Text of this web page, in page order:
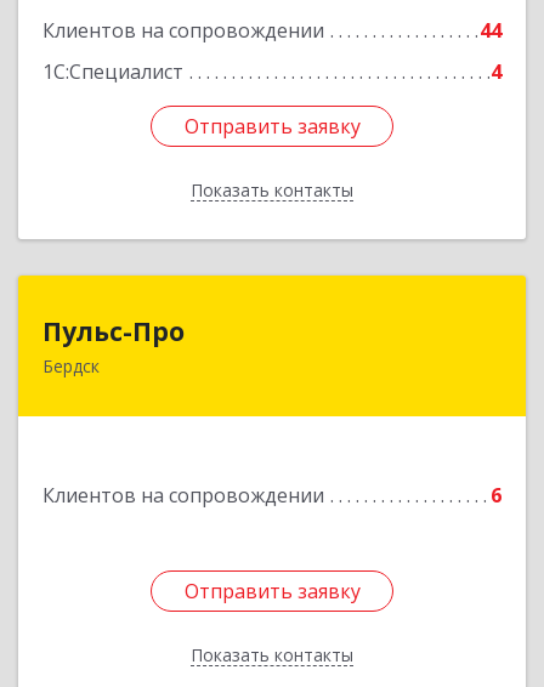
Клиентов на сопровождении
44
1С:Специалист
4
Отправить заявку
Показать контакты
Отправить заявку
Назад
Пульс-Про
Бердск
Клиентов на сопровождении 6
Отправить заявку
Показать контакты
633010, Новосибирская обл, Бердск, Ленина,
Отправить заявку
Назад